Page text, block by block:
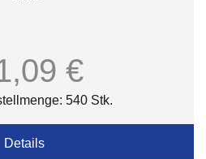
€
540 Stk.
Details